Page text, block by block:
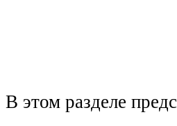
В этом разделе